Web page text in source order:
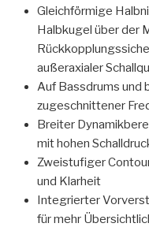
Gleichförmige
Halbkugel über der
außeraxialer
Auf Bassdrums
zugeschnittener
Breiter
mit hohen
Zweistufiger
und Klarheit
Integrierter
für mehr